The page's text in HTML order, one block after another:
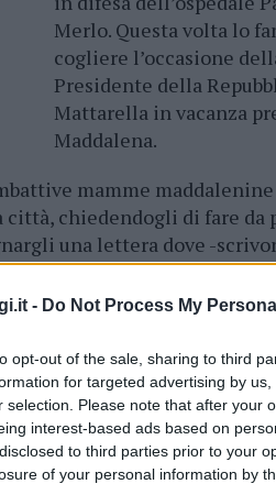
- Do Not Process My
opt-out of the sale, sharing to third
for targeted advertising by
selection. Please note that after your
interest-based ads based on
to third parties prior to your
of your personal information by
Merlo. Questa volta lo
cogliere l’occasione
Presidente della
Mattarella in vacanza
Maddalena.
mamme
città, chiedendogli di fare da
una lettera dove -
contenute tutte lo loro
dei presidi più colpiti dalla
nascite, alla riduzione
dopo
pediatra.
una quarantina in tutto,
numerose manifestazioni